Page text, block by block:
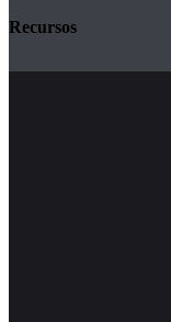
Recursos